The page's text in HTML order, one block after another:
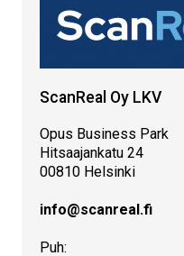
ScanReal Oy LKV
Opus Business Park
Hitsaajankatu 24
00810 Helsinki
info@scanreal.fi
Puh: